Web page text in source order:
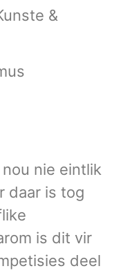
&
nie eintlik
daar is tog
is dit vir
deel